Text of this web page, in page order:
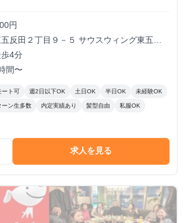
円
反田２丁目９－５ サウスウィング東五反
4分
間〜
ート可 週2日以下OK 土日OK 半日OK 未経験OK
ーン生多数 内定実績あり 髪型自由 私服OK
求人を見る